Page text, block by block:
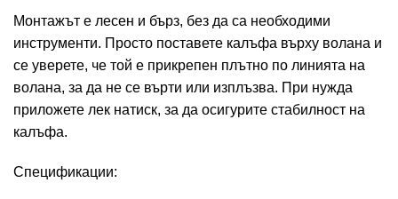
Монтажът е лесен и бърз, без да са необходими
инструменти. Просто поставете калъфа върху волана и
се уверете, че той е прикрепен плътно по линията на
волана, за да не се върти или изплъзва. При нужда
приложете лек натиск, за да осигурите стабилност на
калъфа.
Спецификации: